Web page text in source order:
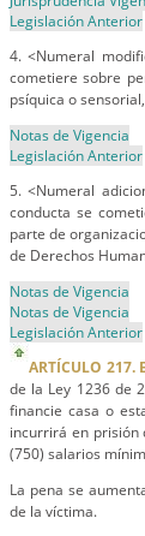
Legislación Anterior
4. <Numeral
cometiere sobre
psíquica o
Notas de Vigencia
Legislación Anterior
5. <Numeral
conducta se
parte de
de Derechos
Notas de Vigencia
Notas de Vigencia
Legislación Anterior
ARTÍCULO 217.
de la Ley 1236 de
financie casa o
incurrirá en prisión
(750) salarios
La pena se
de la víctima.